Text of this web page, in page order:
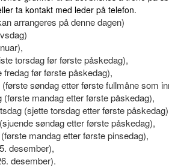
ta kontakt med leder på telefon.
arrangeres på denne dagen)
torsdag før første påskedag),
fredag før første påskedag),
søndag etter første fullmåne som
(første mandag etter første påskedag),
(sjette torsdag etter første
søndag etter første påskedag),
mandag etter første pinsedag),
desember),
desember).